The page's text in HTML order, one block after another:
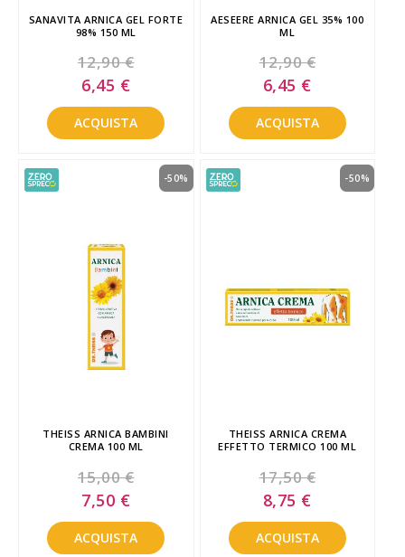
SANAVITA ARNICA GEL FORTE
98% 150 ML
12,90 €
Special
Price
6,45 €
ACQUISTA
AESEERE ARNICA GEL 35% 100
ML
12,90 €
Special
Price
6,45 €
ACQUISTA
THEISS ARNICA BAMBINI
CREMA 100 ML
15,00 €
-50%
Special
Price
7,50 €
ACQUISTA
THEISS ARNICA CREMA
EFFETTO TERMICO 100 ML
17,50 €
-50%
Special
Price
8,75 €
ACQUISTA